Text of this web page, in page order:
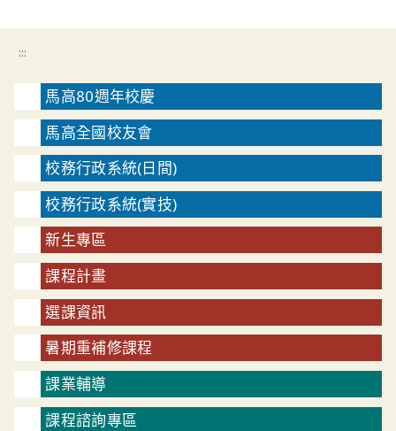
:::
馬高80週年校慶
馬高全國校友會
校務行政系統(日間)
校務行政系統(實技)
新生專區
課程計畫
選課資訊
暑期重補修課程
課業輔導
課程諮詢專區